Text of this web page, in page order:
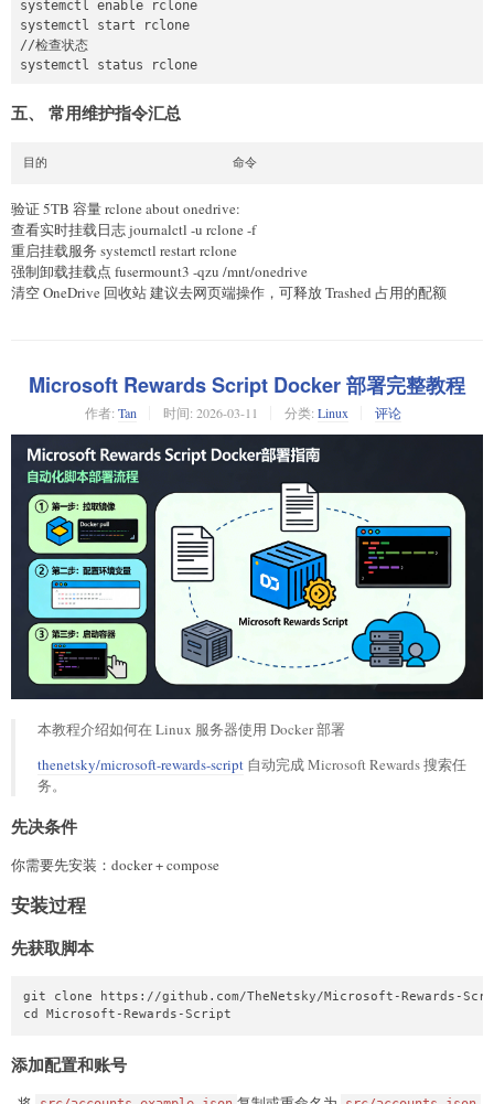
systemctl enable rclone
systemctl start rclone
//检查状态
五、 常用维护指令汇总
目的                        命令
验证 5TB 容量 rclone about onedrive:
查看实时挂载日志 journalctl -u rclone -f
重启挂载服务 systemctl restart rclone
强制卸载挂载点 fusermount3 -qzu /mnt/onedrive
清空 OneDrive 回收站 建议去网页端操作，可释放 Trashed 占用的配额
Microsoft Rewards Script Docker 部署完整教程
作者: Tan 时间: 2026-03-11 分类: Linux 评论
本教程介绍如何在 Linux 服务器使用 Docker 部署
thenetsky/microsoft-rewards-script自动完成 Microsoft Rewards 搜索任
务。
先决条件
你需要先安装：docker + compose
安装过程
先获取脚本
git clone https://github.com/TheNetsky/Microsoft-Rewards-
cd Microsoft-Rewards-Script
添加配置和账号